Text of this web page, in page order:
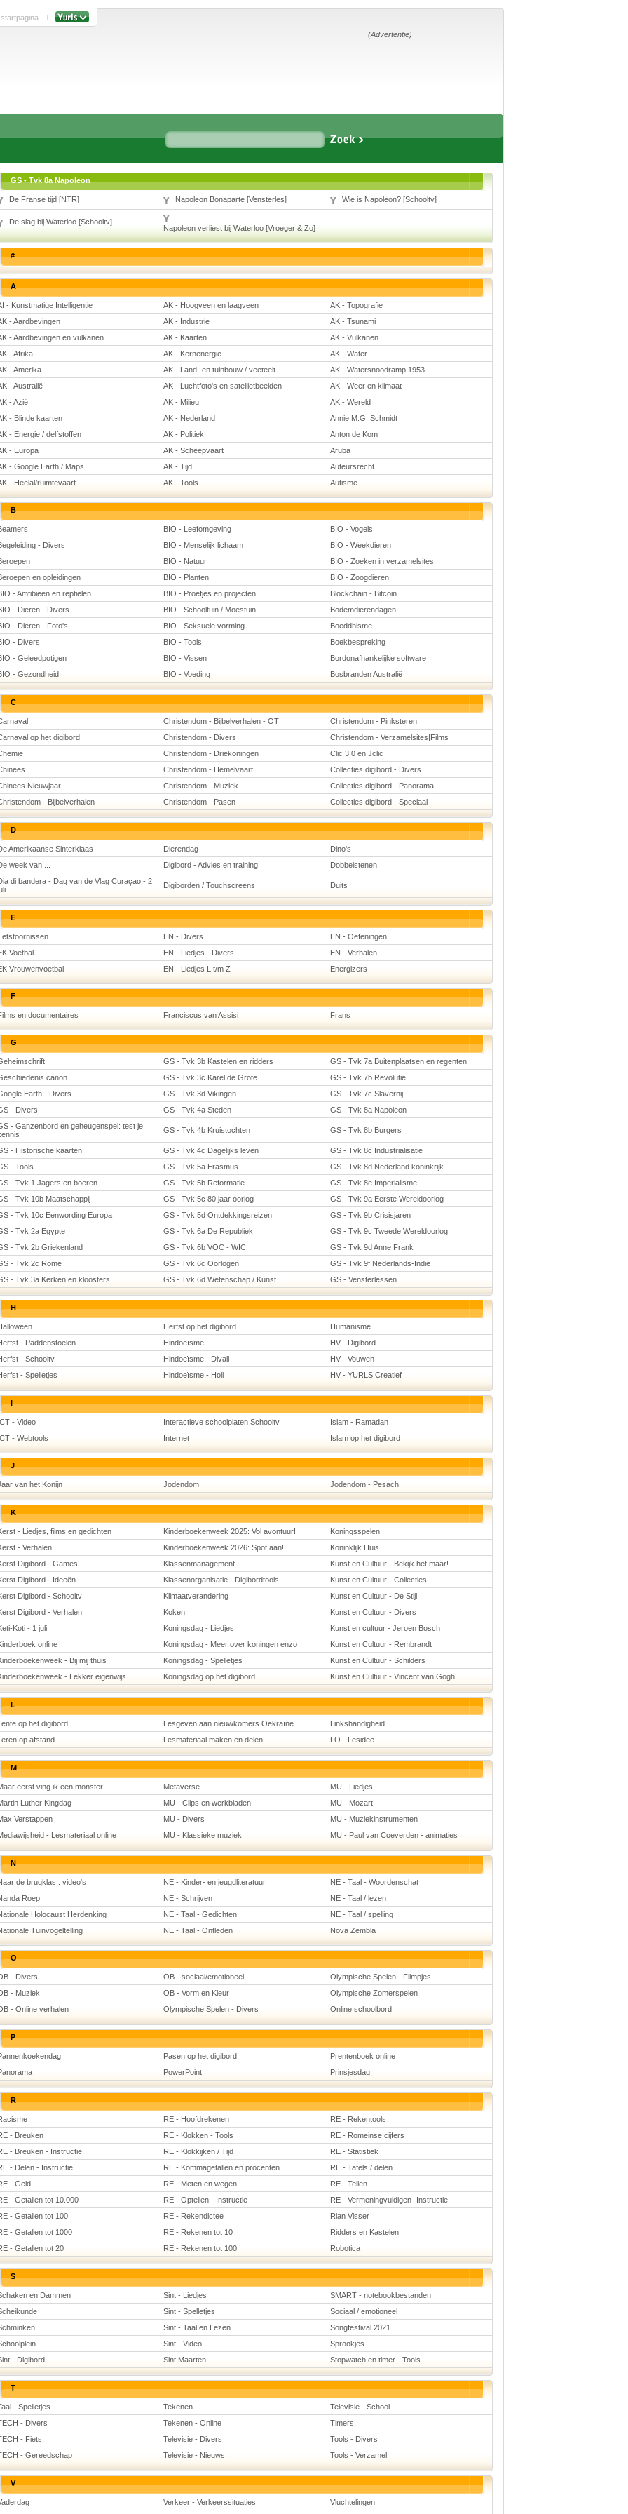
(Advertentie)
GS - Tvk 8a Napoleon
De Franse tijd [NTR] Napoleon Bonaparte [Vensterles] Wie is Napoleon? [Schooltv]
De slag bij Waterloo [Schooltv]
Napoleon verliest bij Waterloo [Vroeger & Zo]
#
A
- Kunstmatige Intelligentie AK - Hoogveen en laagveen
AK - Topografie
- Aardbevingen
AK - Industrie
AK - Tsunami
- Aardbevingen en vulkanen
AK - Kaarten
AK - Vulkanen
- Afrika
AK - Kernenergie
AK - Water
- Amerika
AK - Land- en tuinbouw / veeteelt
AK - Watersnoodramp 1953
- Australië
AK - Luchtfoto's en satellietbeelden
AK - Weer en klimaat
- Azië
AK - Milieu
AK - Wereld
- Blinde kaarten
AK - Nederland
Annie M.G. Schmidt
- Energie / delfstoffen
AK - Politiek
Anton de Kom
- Europa
AK - Scheepvaart
Aruba
- Google Earth / Maps
AK - Tijd
Auteursrecht
- Heelal/ruimtevaart
AK - Tools Autisme
B
BIO - Leefomgeving
BIO - Vogels
- Divers
BIO - Menselijk lichaam
BIO - Weekdieren
BIO - Natuur
BIO - Zoeken in verzamelsites
en opleidingen
BIO - Planten
BIO - Zoogdieren
- Amfibieën en reptielen
BIO - Proefjes en projecten
Blockchain - Bitcoin
- Dieren - Divers
BIO - Schooltuin / Moestuin
Bodemdierendagen
- Dieren - Foto's
BIO - Seksuele vorming
Boeddhisme
- Divers
BIO - Tools
Boekbespreking
- Geleedpotigen
BIO - Vissen
Bordonafhankelijke software
- Gezondheid
BIO - Voeding Bosbranden Australië
C
Christendom - Bijbelverhalen - OT
Christendom - Pinksteren
op het digibord
Christendom - Divers
Christendom - Verzamelsites|Films
Christendom - Driekoningen
Clic 3.0 en Jclic
Christendom - Hemelvaart
Collecties digibord - Divers
Nieuwjaar
Christendom - Muziek
Collecties digibord - Panorama
- Bijbelverhalen
Christendom - Pasen Collecties digibord - Speciaal
D
Amerikaanse Sinterklaas Dierendag
Dino's
week van ...
Digibord - Advies en training
Dobbelstenen
di bandera - Dag van de Vlag Curaçao - 2
Digiborden / Touchscreens Duits
E
EN - Divers
EN - Oefeningen
Voetbal
EN - Liedjes - Divers
EN - Verhalen
Vrouwenvoetbal
EN - Liedjes L t/m Z Energizers
F
en documentaires Franciscus van Assisi Frans
G
GS - Tvk 3b Kastelen en ridders
GS - Tvk 7a Buitenplaatsen en regenten
canon
GS - Tvk 3c Karel de Grote
GS - Tvk 7b Revolutie
Earth - Divers
GS - Tvk 3d Vikingen
GS - Tvk 7c Slavernij
- Divers
GS - Tvk 4a Steden
GS - Tvk 8a Napoleon
- Ganzenbord en geheugenspel: test je
GS - Tvk 4b Kruistochten GS - Tvk 8b Burgers
- Historische kaarten GS - Tvk 4c Dagelijks leven
GS - Tvk 8c Industrialisatie
- Tools
GS - Tvk 5a Erasmus
GS - Tvk 8d Nederland koninkrijk
- Tvk 1 Jagers en boeren
GS - Tvk 5b Reformatie
GS - Tvk 8e Imperialisme
- Tvk 10b Maatschappij
GS - Tvk 5c 80 jaar oorlog
GS - Tvk 9a Eerste Wereldoorlog
- Tvk 10c Eenwording Europa
GS - Tvk 5d Ontdekkingsreizen
GS - Tvk 9b Crisisjaren
- Tvk 2a Egypte
GS - Tvk 6a De Republiek
GS - Tvk 9c Tweede Wereldoorlog
- Tvk 2b Griekenland
GS - Tvk 6b VOC - WIC
GS - Tvk 9d Anne Frank
- Tvk 2c Rome
GS - Tvk 6c Oorlogen
GS - Tvk 9f Nederlands-Indië
- Tvk 3a Kerken en kloosters
GS - Tvk 6d Wetenschap / Kunst GS - Vensterlessen
H
Herfst op het digibord
Humanisme
- Paddenstoelen
Hindoeïsme
HV - Digibord
- Schooltv
Hindoeïsme - Divali
HV - Vouwen
- Spelletjes
Hindoeïsme - Holi HV - YURLS Creatief
I
- Video Interactieve schoolplaten Schooltv
Islam - Ramadan
- Webtools
Internet Islam op het digibord
J
van het Konijn Jodendom Jodendom - Pesach
K
- Liedjes, films en gedichten Kinderboekenweek 2025: Vol avontuur!
Koningsspelen
- Verhalen
Kinderboekenweek 2026: Spot aan!
Koninklijk Huis
Digibord - Games
Klassenmanagement
Kunst en Cultuur - Bekijk het maar!
Digibord - Ideeën
Klassenorganisatie - Digibordtools
Kunst en Cultuur - Collecties
Digibord - Schooltv
Klimaatverandering
Kunst en Cultuur - De Stijl
Digibord - Verhalen
Koken
Kunst en Cultuur - Divers
Koti - 1 juli
Koningsdag - Liedjes
Kunst en cultuur - Jeroen Bosch
online
Koningsdag - Meer over koningen enzo
Kunst en Cultuur - Rembrandt
- Bij mij thuis
Koningsdag - Spelletjes
Kunst en Cultuur - Schilders
- Lekker eigenwijs
Koningsdag op het digibord Kunst en Cultuur - Vincent van Gogh
L
op het digibord Lesgeven aan nieuwkomers Oekraïne
Linkshandigheid
op afstand
Lesmateriaal maken en delen LO - Lesidee
M
eerst ving ik een monster Metaverse
MU - Liedjes
Luther Kingdag
MU - Clips en werkbladen
MU - Mozart
Verstappen
MU - Divers
MU - Muziekinstrumenten
- Lesmateriaal online
MU - Klassieke muziek MU - Paul van Coeverden - animaties
N
de brugklas : video's NE - Kinder- en jeugdliteratuur
NE - Taal - Woordenschat
Roep
NE - Schrijven
NE - Taal / lezen
Holocaust Herdenking
NE - Taal - Gedichten
NE - Taal / spelling
Tuinvogeltelling
NE - Taal - Ontleden Nova Zembla
O
- Divers OB - sociaal/emotioneel
Olympische Spelen - Filmpjes
- Muziek
OB - Vorm en Kleur
Olympische Zomerspelen
- Online verhalen
Olympische Spelen - Divers Online schoolbord
P
Pasen op het digibord
Prentenboek online
PowerPoint Prinsjesdag
R
RE - Hoofdrekenen
RE - Rekentools
- Breuken
RE - Klokken - Tools
RE - Romeinse cijfers
- Breuken - Instructie
RE - Klokkijken / Tijd
RE - Statistiek
- Delen - Instructie
RE - Kommagetallen en procenten
RE - Tafels / delen
- Geld
RE - Meten en wegen
RE - Tellen
- Getallen tot 10.000
RE - Optellen - Instructie
RE - Vermeningvuldigen- Instructie
- Getallen tot 100
RE - Rekendictee
Rian Visser
- Getallen tot 1000
RE - Rekenen tot 10
Ridders en Kastelen
- Getallen tot 20
RE - Rekenen tot 100 Robotica
S
en Dammen Sint - Liedjes
SMART - notebookbestanden
Sint - Spelletjes
Sociaal / emotioneel
Sint - Taal en Lezen
Songfestival 2021
Sint - Video
Sprookjes
- Digibord
Sint Maarten Stopwatch en timer - Tools
T
- Spelletjes Tekenen
Televisie - School
- Divers
Tekenen - Online
Timers
- Fiets
Televisie - Divers
Tools - Divers
- Gereedschap
Televisie - Nieuws Tools - Verzamel
V
Verkeer - Verkeerssituaties Vluchtelingen